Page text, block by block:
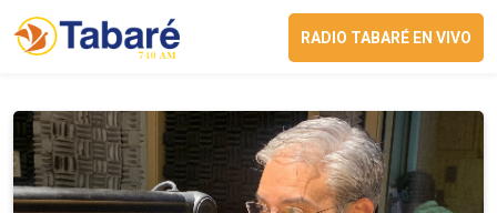
RADIO TABARÉ EN VIVO